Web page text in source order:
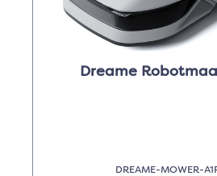
Dreame
DREAME-MOWER-